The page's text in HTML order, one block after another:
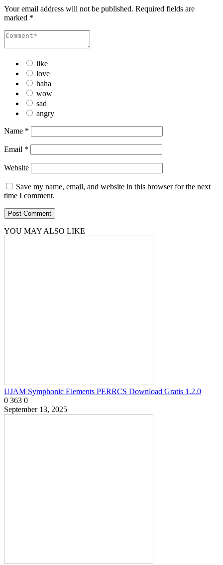
Your email address will not be published. Required fields are
marked *
like
love
haha
wow
sad
angry
Name *
Email *
Website
Save my name, email, and website in this browser for the next
time I comment.
YOU MAY ALSO LIKE
UJAM Symphonic Elements PERRCS Download Gratis 1.2.0
0 363 0
September 13, 2025